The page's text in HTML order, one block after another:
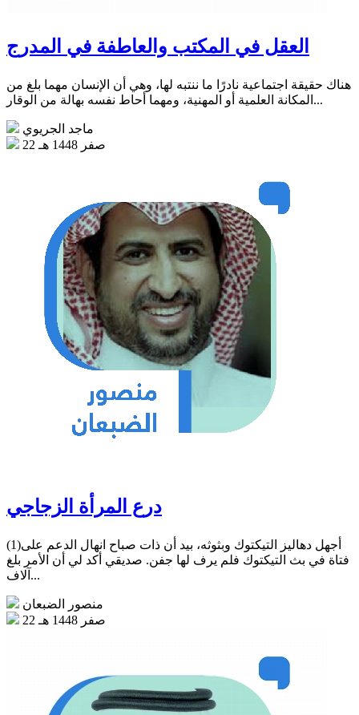
العقل في المكتب والعاطفة في المدرج
هناك حقيقة اجتماعية نادرًا ما ننتبه لها، وهي أن الإنسان مهما بلغ من
المكانة العلمية أو المهنية، ومهما أحاط نفسه بهالة من الوقار...
ماجد الجريوي
22 صفر 1448 هـ
درع المرأة الزجاجي
(1)أجهل دهاليز التيكتوك وبثوثه، بيد أن ذات صباح انهال الدعم على
فتاة في بث التيكتوك فلم يرف لها جفن. صديقي أكد لي أن الأمر بلغ
آلاف...
منصور الضبعان
22 صفر 1448 هـ